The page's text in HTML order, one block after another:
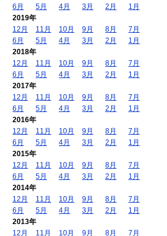
6月
5月 4月 3月 2月
1月
2019年
12月
11月 10月 9月 8月
7月
6月
5月 4月 3月 2月
1月
2018年
12月
11月 10月 9月 8月
7月
6月
5月 4月 3月 2月
1月
2017年
12月
11月 10月 9月 8月
7月
6月
5月 4月 3月 2月
1月
2016年
12月
11月 10月 9月 8月
7月
6月
5月 4月 3月 2月
1月
2015年
12月
11月 10月 9月 8月
7月
6月
5月 4月 3月 2月
1月
2014年
12月
11月 10月 9月 8月
7月
6月
5月 4月 3月 2月
1月
2013年
12月
11月 10月 9月 8月 7月